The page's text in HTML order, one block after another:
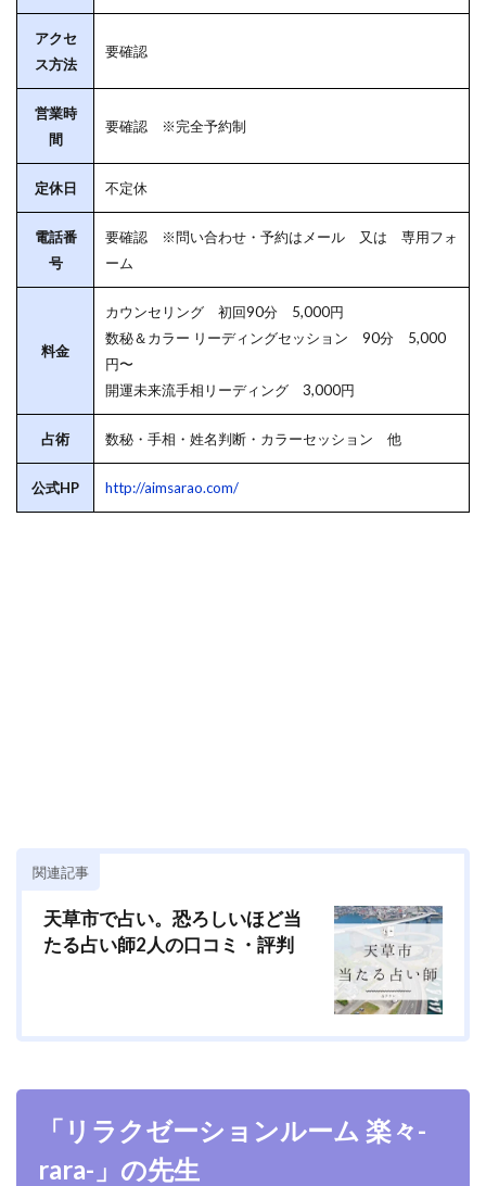
アクセ
ス方法
要確認
営業時
間
要確認 ※完全予約制
定休日 不定休
電話番
号
要確認 ※問い合わせ・予約はメール 又は 専用フォ
ーム
料金
カウンセリング 初回90分 5,000円
数秘＆カラー リーディングセッション 90分 5,000
円〜
開運未来流手相リーディング 3,000円
占術 数秘・手相・姓名判断・カラーセッション 他
公式HP http://aimsarao.com/
関連記事
天草市で占い。恐ろしいほど当
たる占い師2人の口コミ・評判
「リラクゼーションルーム 楽々-
rara-」の先生